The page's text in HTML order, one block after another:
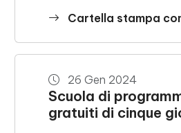
Cartella stampa
26 Gen 2024
Scuola di
gratuiti di cinque